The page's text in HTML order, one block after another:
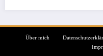
Über mich